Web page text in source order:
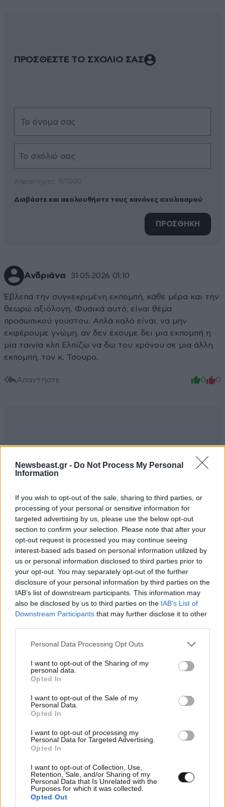
Newsbeast.gr - Do Not Process My Personal
Information
If you wish to opt-out of the sale, sharing to third parties, or
processing of your personal or sensitive information for
targeted advertising by us, please use the below opt-out
section to confirm your selection. Please note that after your
opt-out request is processed you may continue seeing
interest-based ads based on personal information utilized by
us or personal information disclosed to third parties prior to
your opt-out. You may separately opt-out of the further
disclosure of your personal information by third parties on the
IAB’s list of downstream participants. This information may
also be disclosed by us to third parties on the IAB’s List of
Downstream Participants that may further disclose it to other
Please note that this website/app uses one or more Google
not limited to your visit or usage behaviour. You may click to
grant or deny consent to Google and its third-party tags to
use your data for below specified purposes in below Google
consent section.
Personal Data Processing Opt Outs
I want to opt-out of the Sharing of my
personal data.
Opted In
I want to opt-out of the Sale of my
Personal Data.
Opted In
I want to opt-out of processing my
Personal Data for Targeted Advertising.
Opted In
I want to opt-out of Collection, Use,
Retention, Sale, and/or Sharing of my
Personal Data that Is Unrelated with the
Purposes for which it was collected.
Opted Out
ΠΡΟΣΘΕΣΤΕ ΤΟ ΣΧΟΛΙΟ ΣΑΣ
Διαβάστε και ακολουθήστε τους κανόνες σχολιασμού
ΠΡΟΣΘΗΚΗ
Ανδριάνα 31·05·2026 01:10
Έβλεπα την συγκεκριμένη εκπομπή, κάθε μέρα και την
θεωρώ αξιόλογη. Φυσικά αυτό, είναι θέμα
προσωπικού γούστου. Απλά καλό είναι, να μην
εκφέρουμε γνώμη, αν δεν έχουμε δει μια εκπομπή η
μία ταινία κλπ Ελπίζω να δω του χρόνου σε μια άλλη
εκπομπή, τον κ. Τσουρο.
Απαντήστε 0 0
Τσουρέκια 30·05·2026 23:38
Μας τα κάνετε όλοι σας με τις [...] που θεωρούνται
εκπομπές,γι αυτό έχω χρόνια να δω tv μόνο
Απαντήστε
Ένας ένας να φεύγετε με τις χαζές εκπομπές σας.
Απαντήστε
WHO DARES WINS 29·05·2026 18:52